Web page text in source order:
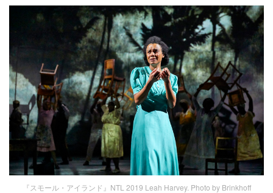
『スモール・アイランド』NTL 2019 Leah Harvey. Photo by Brinkhoff